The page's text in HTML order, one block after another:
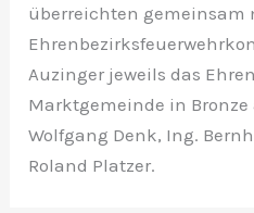
überreichten gemeinsam
Auzinger jeweils das
Marktgemeinde in
Wolfgang Denk, Ing.
Roland Platzer.